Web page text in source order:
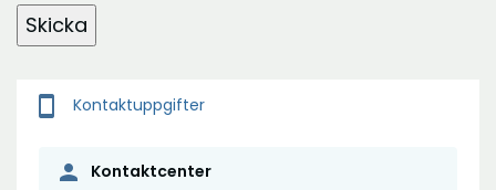
Skicka
smartphone Kontaktuppgifter
person Kontaktcenter